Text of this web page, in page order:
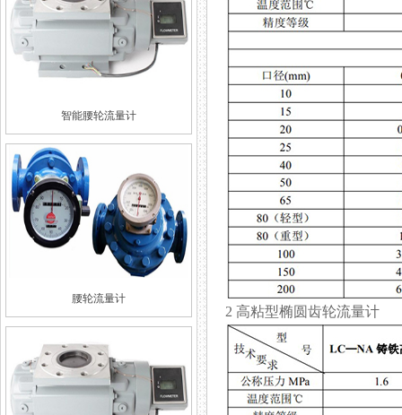
智能腰轮流量计
腰轮流量计
2 高粘型椭圆齿轮流量计